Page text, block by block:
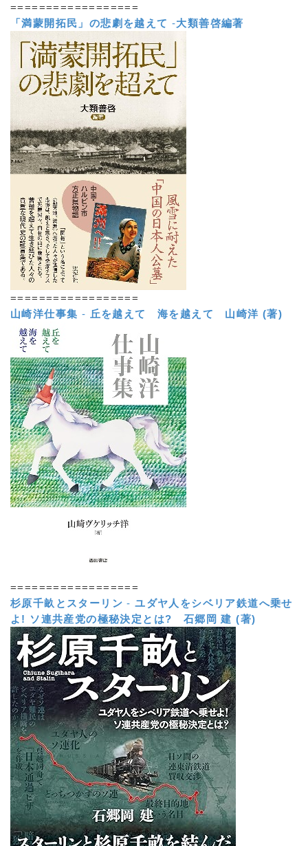
==================
「満蒙開拓民」の悲劇を越えて -大類善啓編著
==================
山崎洋仕事集 - 丘を越えて 海を越えて 山崎洋 (著)
==================
杉原千畝とスターリン -ユダヤ人をシベリア鉄道へ乗せ
よ! ソ連共産党の極秘決定とは?
石郷岡 建 (著)